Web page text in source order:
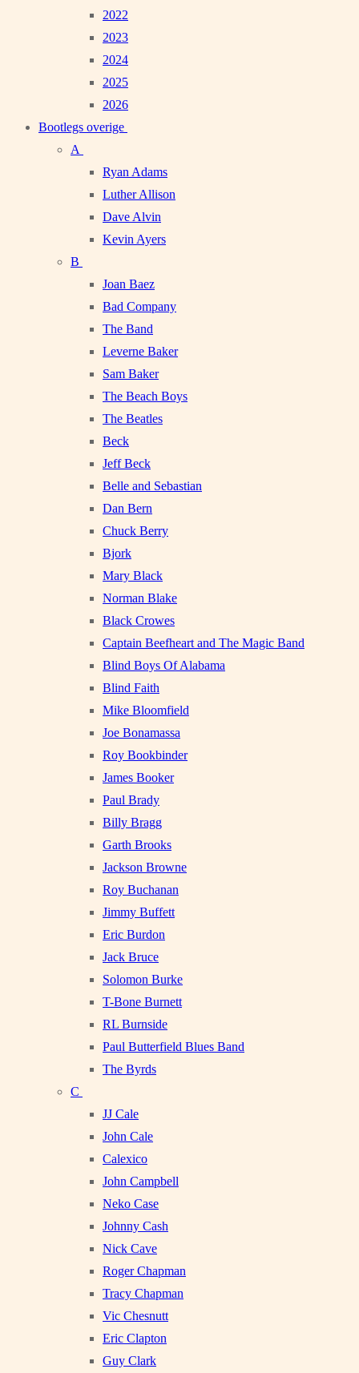
2022
2023
2024
2025
2026
Bootlegs overige
A
Ryan Adams
Luther Allison
Dave Alvin
Kevin Ayers
B
Joan Baez
Bad Company
The Band
Leverne Baker
Sam Baker
The Beach Boys
The Beatles
Beck
Jeff Beck
Belle and Sebastian
Dan Bern
Chuck Berry
Bjork
Mary Black
Norman Blake
Black Crowes
Captain Beefheart and The Magic Band
Blind Boys Of Alabama
Blind Faith
Mike Bloomfield
Joe Bonamassa
Roy Bookbinder
James Booker
Paul Brady
Billy Bragg
Garth Brooks
Jackson Browne
Roy Buchanan
Jimmy Buffett
Eric Burdon
Jack Bruce
Solomon Burke
T-Bone Burnett
RL Burnside
Paul Butterfield Blues Band
The Byrds
C
JJ Cale
John Cale
Calexico
John Campbell
Neko Case
Johnny Cash
Nick Cave
Roger Chapman
Tracy Chapman
Vic Chesnutt
Eric Clapton
Guy Clark